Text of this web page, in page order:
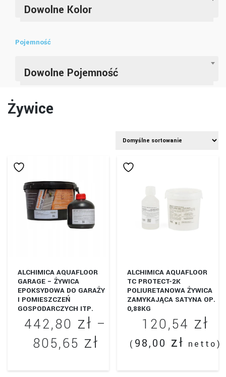
Dowolne Kolor
Pojemność
Dowolne Pojemność
Żywice
ALCHIMICA AQUAFLOOR
GARAGE – ŻYWICA
EPOKSYDOWA DO GARAŻY
I POMIESZCZEŃ
GOSPODARCZYCH ITP.
442,80 zł –
805,65 zł Zakres
ALCHIMICA AQUAFLOOR
TC PROTECT-2K
POLIURETANOWA ŻYWICA
ZAMYKAJĄCA SATYNA OP.
0,88KG
120,54 zł
( 98,00 zł netto)